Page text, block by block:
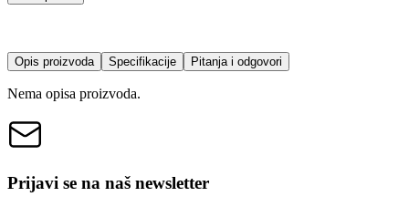
Opis proizvoda Specifikacije Pitanja i odgovori
Nema opisa proizvoda.
Prijavi se na naš newsletter